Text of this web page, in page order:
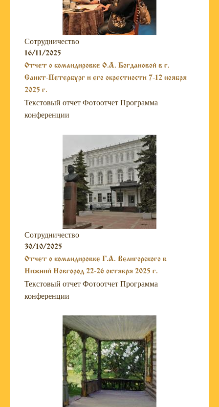
Сотрудничество
16/11/2025
Отчет о командировке О.А. Богдановой в г.
Санкт-Петербург и его окрестности 7-12 ноября
2025 г.
Текстовый отчет Фотоотчет Программа
конференции
Сотрудничество
30/10/2025
Отчет о командировке Г.А. Велигорского в
Нижний Новгород 22-26 октября 2025 г.
Текстовый отчет Фотоотчет Программа
конференции